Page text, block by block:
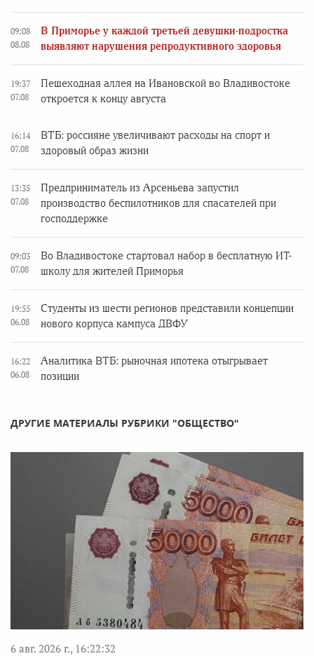
09:08
08.08
В Приморье у каждой третьей девушки-подростка
выявляют нарушения репродуктивного здоровья
19:37
07.08
Пешеходная аллея на Ивановской во Владивостоке
откроется к концу августа
16:14
07.08
ВТБ: россияне увеличивают расходы на спорт и
здоровый образ жизни
13:35
07.08
Предприниматель из Арсеньева запустил
производство беспилотников для спасателей при
господдержке
09:03
07.08
Во Владивостоке стартовал набор в бесплатную ИТ-
школу для жителей Приморья
19:55
06.08
Студенты из шести регионов представили концепции
нового корпуса кампуса ДВФУ
16:22
06.08
Аналитика ВТБ: рыночная ипотека отыгрывает
позиции
ДРУГИЕ МАТЕРИАЛЫ РУБРИКИ "ОБЩЕСТВО"
6 авг. 2026 г., 16:22:32